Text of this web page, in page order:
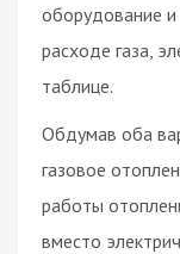
оборудование и
расходе газа,
таблице.
Обдумав оба
газовое
работы
вместо